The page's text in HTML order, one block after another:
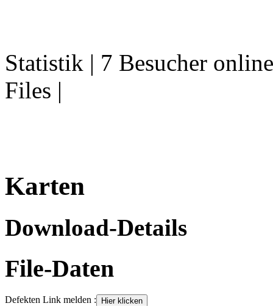
Statistik | 7 Besucher
Files |
Karten
Download-Details
File-Daten
Defekten Link melden :